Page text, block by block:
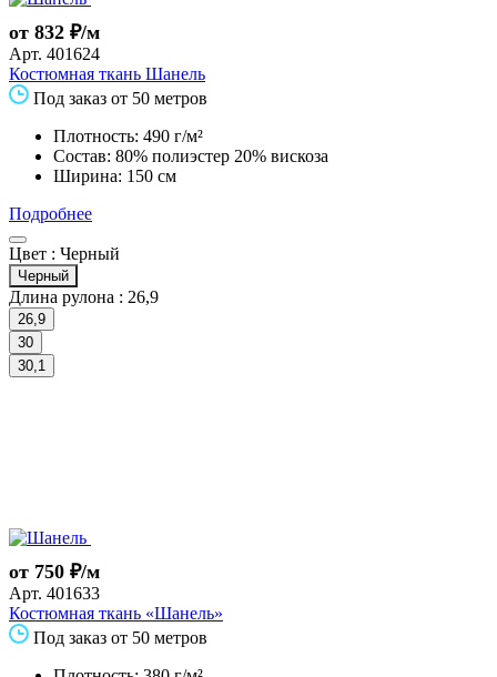
от 832 ₽/м
Арт. 401624
Костюмная ткань Шанель
Под заказ от 50 метров
Плотность: 490 г/м²
Состав: 80% полиэстер 20% вискоза
Ширина: 150 см
Подробнее
Цвет : Черный
Черный
Длина рулона : 26,9
26,9
30
30,1
от 750 ₽/м
Арт. 401633
Костюмная ткань «Шанель»
Под заказ от 50 метров